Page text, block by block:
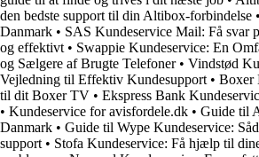
den bedste support til din Altibox-forbindelse •
Danmark • SAS Kundeservice Mail: Få svar
og effektivt • Swappie Kundeservice: En
og Sælgere af Brugte Telefoner• Vindstød
Vejledning til Effektiv Kundesupport • Boxer
til dit Boxer TV • Ekspress Bank
• Kundeservice for avisfordele.dk • Guide til
Danmark • Guide til Wype Kundeservice:
support • Stofa Kundeservice: Få hjælp til